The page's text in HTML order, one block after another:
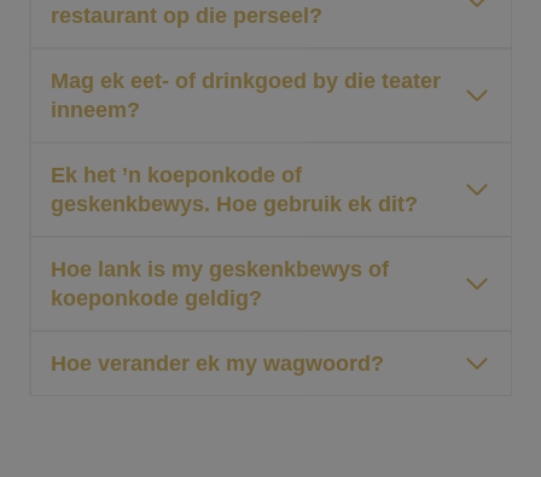
restaurant op die perseel?
Mag ek eet- of drinkgoed by die teater
inneem?
Ek het ’n koeponkode of
geskenkbewys. Hoe gebruik ek dit?
Hoe lank is my geskenkbewys of
koeponkode geldig?
Hoe verander ek my wagwoord?